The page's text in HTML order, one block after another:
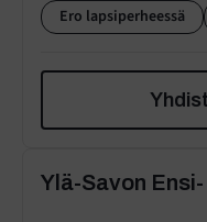
Ero lapsiperheessä
Ylä-Savon